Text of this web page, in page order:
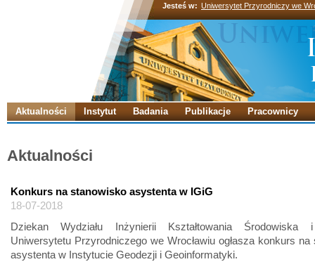
Jesteś w: Uniwersytet Przyrodniczy we
Aktualności Instytut Badania Publikacje Pracownicy
Aktualności
Konkurs na stanowisko asystenta w IGiG
18-07-2018
Dziekan Wydziału Inżynierii Kształtowania Środowiska
Uniwersytetu Przyrodniczego we Wrocławiu ogłasza konkurs na
asystenta w Instytucie Geodezji i Geoinformatyki.